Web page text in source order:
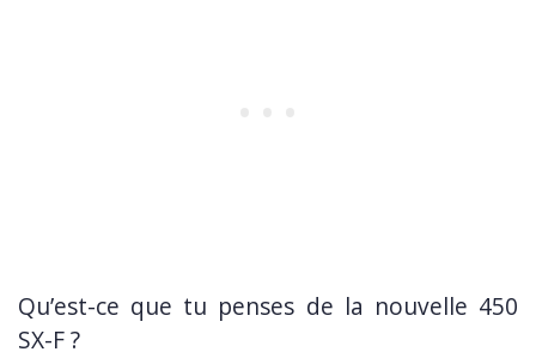
Qu’est-ce que tu penses de la nouvelle 450
SX-F ?